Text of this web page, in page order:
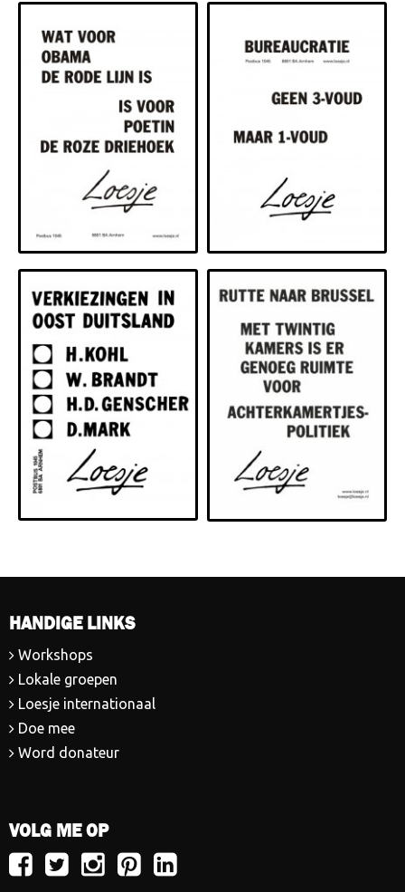
HANDIGE LINKS
Workshops
Lokale groepen
Loesje internationaal
Doe mee
Word donateur
VOLG ME OP
VolgVolgVolgVolgVolg